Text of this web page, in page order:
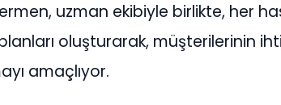
uzman ekibiyle birlikte, her
oluşturarak, müşterilerinin
amaçlıyor.